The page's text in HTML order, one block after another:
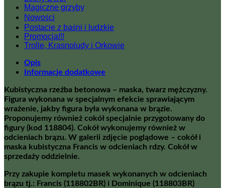
Magiczne grzyby
Nowości
Postacie z baśni i ludzkie
Promocja!!!
Trolle, Krasnoludy i Orkowie
Opis
Informacje dodatkowe
Kubistyczna rzeźba betonowa – maska, twarz mężczyzny.
Figura wykonana w specjalnym efekcie sprawiającym
wrażenie, jakby figura była wykonana w brązie.
Proponujemy również cokół specjalnie przygotowany do
figury (kod 118804). Cokół wykonujemy również w
odcieniach brązu. W galerii zdjęcie poglądowe – cokół i
maska kubistyczna Francis w odcieniach rdzy. Cokół w
sprzedaży oddzielnie.
Przy zakupie kompletu masek wykonanych w odcieniach
brązu tj.: Francis (118802BR) i Dominique (118803BR)